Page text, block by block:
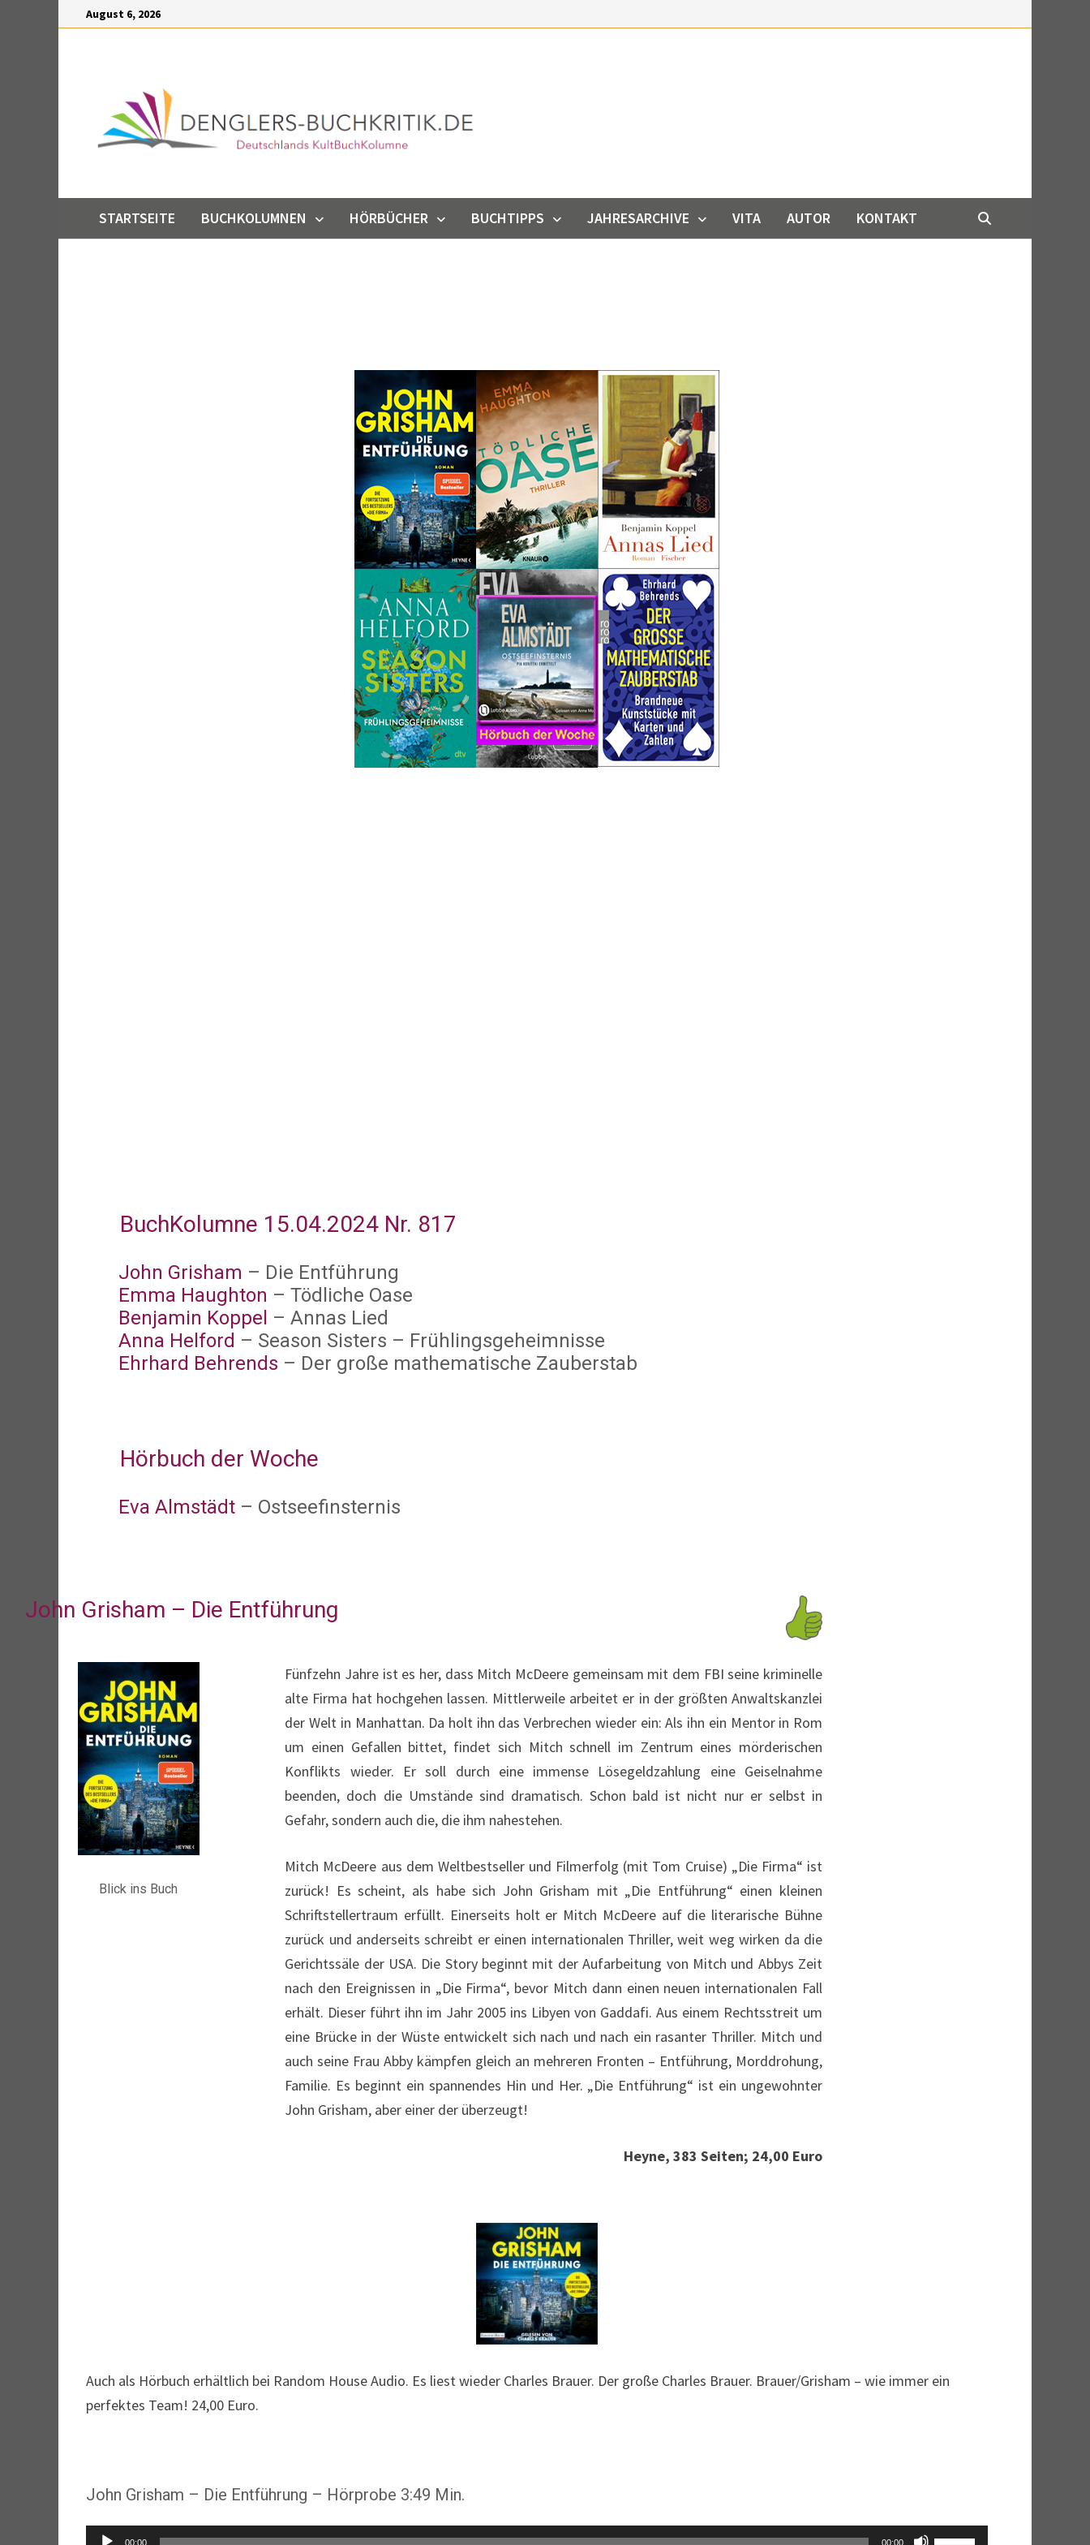
August 6, 2026
STARTSEITE BUCHKOLUMNEN HÖRBÜCHER BUCHTIPPS JAHRESARCHIVE VITA AUTOR KONTAKT
BuchKolumne 15.04.2024 Nr. 817
John Grisham – Die Entführung
Emma Haughton – Tödliche Oase
Benjamin Koppel – Annas Lied
Anna Helford – Season Sisters – Frühlingsgeheimnisse
Ehrhard Behrends – Der große mathematische Zauberstab
Hörbuch der Woche
Eva Almstädt – Ostseefinsternis
John Grisham – Die Entführung
Blick ins Buch
Fünfzehn Jahre ist es her, dass Mitch McDeere gemeinsam mit dem FBI seine kriminelle
alte Firma hat hochgehen lassen. Mittlerweile arbeitet er in der größten Anwaltskanzlei
der Welt in Manhattan. Da holt ihn das Verbrechen wieder ein: Als ihn ein Mentor in Rom
um einen Gefallen bittet, findet sich Mitch schnell im Zentrum eines mörderischen
Konflikts wieder. Er soll durch eine immense Lösegeldzahlung eine Geiselnahme
beenden, doch die Umstände sind dramatisch. Schon bald ist nicht nur er selbst in
Gefahr, sondern auch die, die ihm nahestehen.
Mitch McDeere aus dem Weltbestseller und Filmerfolg (mit Tom Cruise) „Die Firma“ ist
zurück! Es scheint, als habe sich John Grisham mit „Die Entführung“ einen kleinen
Schriftstellertraum erfüllt. Einerseits holt er Mitch McDeere auf die literarische Bühne
zurück und anderseits schreibt er einen internationalen Thriller, weit weg wirken da die
Gerichtssäle der USA. Die Story beginnt mit der Aufarbeitung von Mitch und Abbys Zeit
nach den Ereignissen in „Die Firma“, bevor Mitch dann einen neuen internationalen Fall
erhält. Dieser führt ihn im Jahr 2005 ins Libyen von Gaddafi. Aus einem Rechtsstreit um
eine Brücke in der Wüste entwickelt sich nach und nach ein rasanter Thriller. Mitch und
auch seine Frau Abby kämpfen gleich an mehreren Fronten – Entführung, Morddrohung,
Familie. Es beginnt ein spannendes Hin und Her. „Die Entführung“ ist ein ungewohnter
John Grisham, aber einer der überzeugt!
Heyne, 383 Seiten; 24,00 Euro
Auch als Hörbuch erhältlich bei Random House Audio. Es liest wieder Charles Brauer. Der große Charles Brauer. Brauer/Grisham – wie immer ein
perfektes Team! 24,00 Euro.
John Grisham – Die Entführung – Hörprobe 3:49 Min.
Audio-00:00 00:00
Pfeiltasten